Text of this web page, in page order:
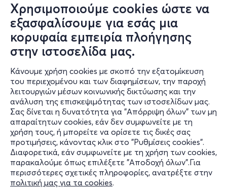
Χρησιμοποιούμε cookies ώστε να
εξασφαλίσουμε για εσάς μια
κορυφαία εμπειρία πλοήγησης
στην ιστοσελίδα μας.
Κάνουμε χρήση cookies με σκοπό την εξατομίκευση
του περιεχομένου και των διαφημίσεων, την παροχή
λειτουργιών μέσων κοινωνικής δικτύωσης και την
ανάλυση της επισκεψιμότητας των ιστοσελίδων μας.
Σας δίνεται η δυνατότητα για "Απόρριψη όλων" των μη
απαραίτητων cookies, εάν δεν συμφωνείτε με τη
χρήση τους, ή μπορείτε να ορίσετε τις δικές σας
προτιμήσεις, κάνοντας κλικ στο "Ρυθμίσεις cookies".
Διαφορετικά, εάν συμφωνείτε με τη χρήση των cookies,
παρακαλούμε όπως επιλέξετε "Αποδοχή όλων".Για
περισσότερες σχετικές πληροφορίες, ανατρέξτε στην
πολιτική μας για τα cookies.